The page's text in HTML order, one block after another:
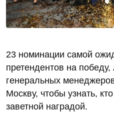
23 номинации самой
претендентов на
генеральных
Москву, чтобы узнать,
заветной наградой.